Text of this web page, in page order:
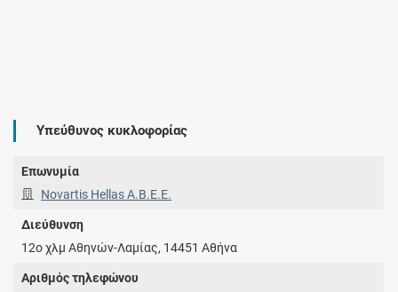
Υπεύθυνος κυκλοφορίας
Επωνυμία
Novartis Hellas A.Β.Ε.Ε.
Διεύθυνση
12ο χλμ Αθηνών-Λαμίας, 14451 Αθήνα
Αριθμός τηλεφώνου